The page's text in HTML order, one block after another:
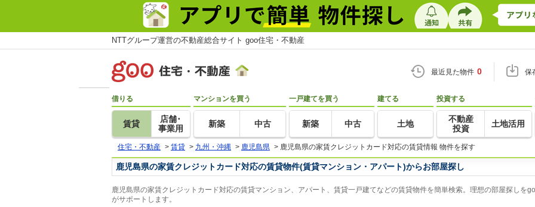
NTTグループ運営の不動産総合サイト goo住宅・不動産
最近見た物件 0 保
借りる
賃貸
店舗･
事業用
マンションを買う
新築 中古
一戸建てを買う
新築 中古
建てる
土地
投資する
不動産
投資
土地活用
住宅・不動産 > 賃貸 > 九州・沖縄 > 鹿児島県 > 鹿児島県の家賃クレジットカード対応の賃貸情報 物件を探す
鹿児島県の家賃クレジットカード対応の賃貸物件(賃貸マンション・アパート)からお部屋探し
鹿児島県の家賃クレジットカード対応の賃貸マンション、アパート、賃貸一戸建てなどの賃貸物件を簡単検索。理想の部屋探しを
がサポートします。